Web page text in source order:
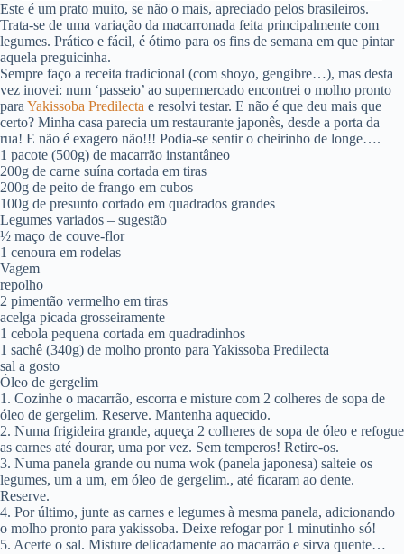
Este é um prato muito, se não o mais, apreciado pelos brasileiros.
Trata-se de uma variação da macarronada feita principalmente com
legumes. Prático e fácil, é ótimo para os fins de semana em que pintar
aquela preguicinha.
Sempre faço a receita tradicional (com shoyo, gengibre…), mas desta
vez inovei: num ‘passeio’ ao supermercado encontrei o molho pronto
para Yakissoba Predilecta e resolvi testar. E não é que deu mais que
certo? Minha casa parecia um restaurante japonês, desde a porta da
rua! E não é exagero não!!! Podia-se sentir o cheirinho de longe….
1 pacote (500g) de macarrão instantâneo
200g de carne suína cortada em tiras
200g de peito de frango em cubos
100g de presunto cortado em quadrados grandes
Legumes variados – sugestão
½ maço de couve-flor
1 cenoura em rodelas
Vagem
repolho
2 pimentão vermelho em tiras
acelga picada grosseiramente
1 cebola pequena cortada em quadradinhos
1 sachê (340g) de molho pronto para Yakissoba Predilecta
sal a gosto
Óleo de gergelim
1. Cozinhe o macarrão, escorra e misture com 2 colheres de sopa de
óleo de gergelim. Reserve. Mantenha aquecido.
2. Numa frigideira grande, aqueça 2 colheres de sopa de óleo e refogue
as carnes até dourar, uma por vez. Sem temperos! Retire-os.
3. Numa panela grande ou numa wok (panela japonesa) salteie os
legumes, um a um, em óleo de gergelim., até ficaram ao dente.
Reserve.
4. Por último, junte as carnes e legumes à mesma panela, adicionando
o molho pronto para yakissoba. Deixe refogar por 1 minutinho só!
5. Acerte o sal. Misture delicadamente ao macarrão e sirva quente…